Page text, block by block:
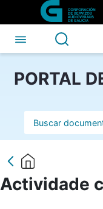
Skip to Main Content
Actividade
PORTAL
Barra de
Actividade